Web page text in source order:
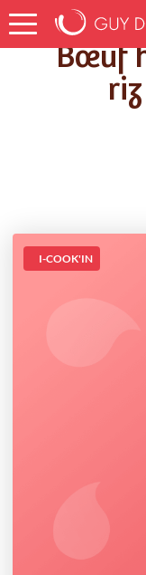
Accueil Recettes
Bœuf
I-COOK'IN